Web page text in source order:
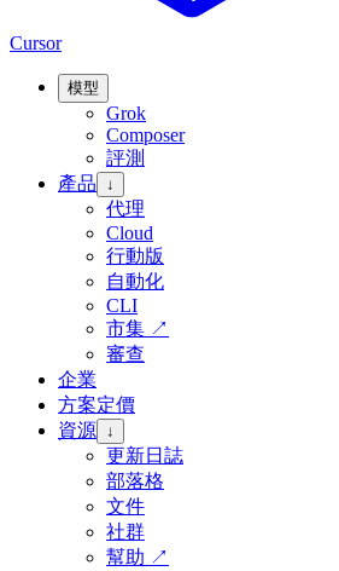
Cursor
模型
Grok
Composer
評測
產品
↓
代理
Cloud
行動版
自動化
CLI
市集 ↗
審查
企業
方案定價
資源 ↓
更新日誌
部落格
文件
社群
幫助 ↗